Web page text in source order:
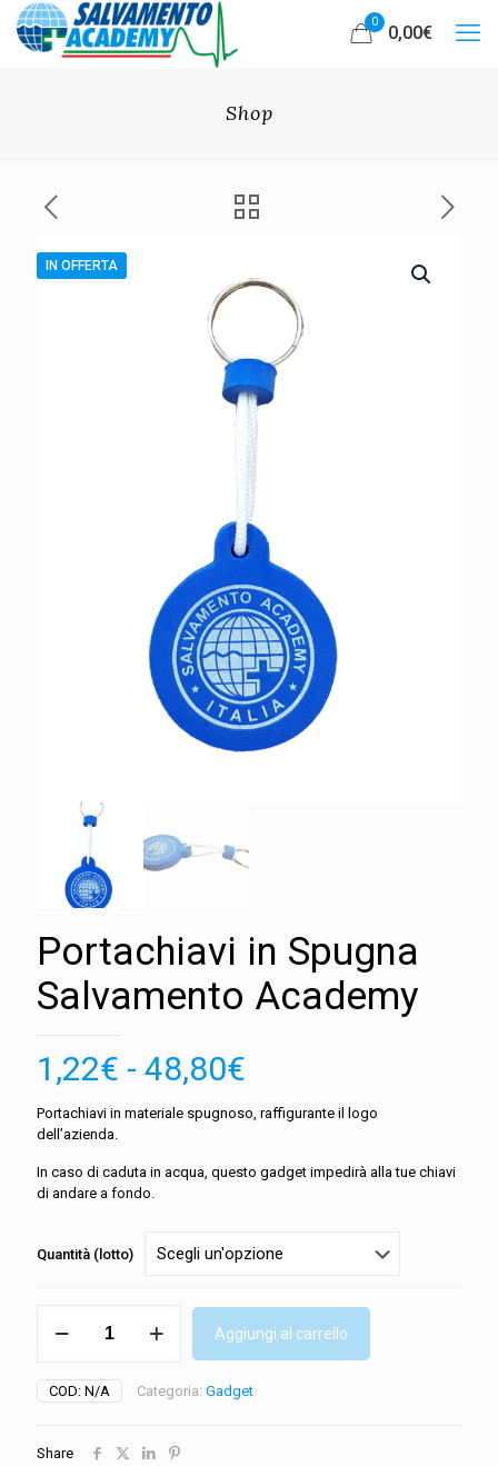
0
0,00€
Shop
IN OFFERTA
Portachiavi in Spugna
Salvamento Academy
1,22€ - 48,80€
di
prezzo:
da
48,80€
Portachiavi in materiale spugnoso, raffigurante il logo
dell’azienda.
In caso di caduta in acqua, questo gadget impedirà alla tue chiavi
di andare a fondo.
Quantità (lotto)
Salvamento
Academy
Aggiungi al carrello
COD: N/A Categoria: Gadget
Share